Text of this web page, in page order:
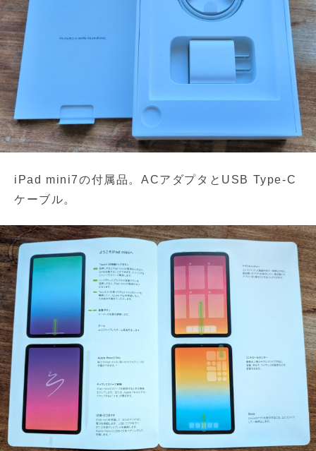
iPad mini7の付属品。ACアダプタとUSB Type-C
ケーブル。